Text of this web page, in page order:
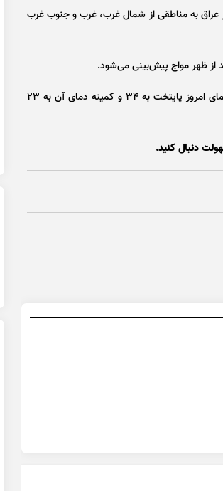
عراق به مناطقی از شمال غرب، غرب و جنوب غرب
از ظهر مواج پیش‌بینی می‌شود.
امروز آسمان تهران قسمتی ابری همراه با وزش باد و احتمال گرد و خاک است. بیشینه دمای امروز پایتخت به ۳۴ و کمینه دمای آن به ۲۳
دنبال کنید.